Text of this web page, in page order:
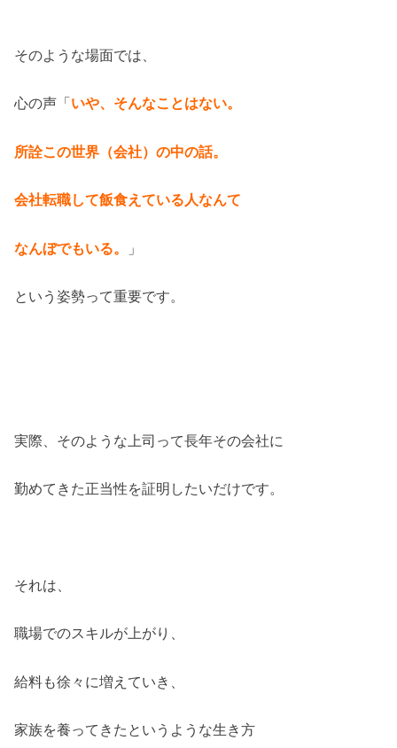
そのような場面では、
心の声「 いや、そんなことはない。
所詮この世界（会社）の中の話。
会社転職して飯食えている人なんて
なんぼでもいる。 」
という姿勢って重要です。
実際、そのような上司って長年その会社に
勤めてきた正当性を証明したいだけです。
それは、
職場でのスキルが上がり、
給料も徐々に増えていき、
家族を養ってきたというような生き方